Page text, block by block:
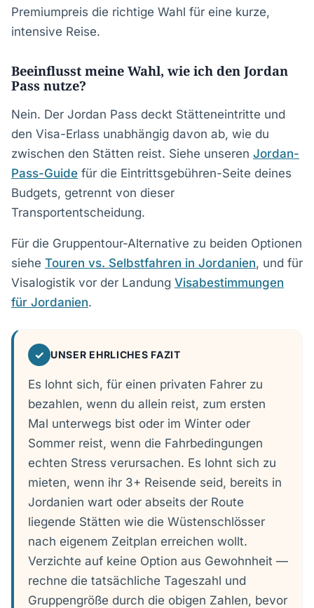
Premiumpreis die richtige Wahl für eine kurze,
intensive Reise.
Beeinflusst meine Wahl, wie ich den Jordan
Pass nutze?
Nein. Der Jordan Pass deckt Stätteneintritte und
den Visa-Erlass unabhängig davon ab, wie du
zwischen den Stätten reist. Siehe unseren Jordan-
Pass-Guide für die Eintrittsgebühren-Seite deines
Budgets, getrennt von dieser
Transportentscheidung.
Für die Gruppentour-Alternative zu beiden Optionen
siehe Touren vs. Selbstfahren in Jordanien, und für
Visalogistik vor der Landung Visabestimmungen
für Jordanien.
✓ UNSER EHRLICHES FAZIT
Es lohnt sich, für einen privaten Fahrer zu
bezahlen, wenn du allein reist, zum ersten
Mal unterwegs bist oder im Winter oder
Sommer reist, wenn die Fahrbedingungen
echten Stress verursachen. Es lohnt sich zu
mieten, wenn ihr 3+ Reisende seid, bereits in
Jordanien wart oder abseits der Route
liegende Stätten wie die Wüstenschlösser
nach eigenem Zeitplan erreichen wollt.
Verzichte auf keine Option aus Gewohnheit —
rechne die tatsächliche Tageszahl und
Gruppengröße durch die obigen Zahlen, bevor